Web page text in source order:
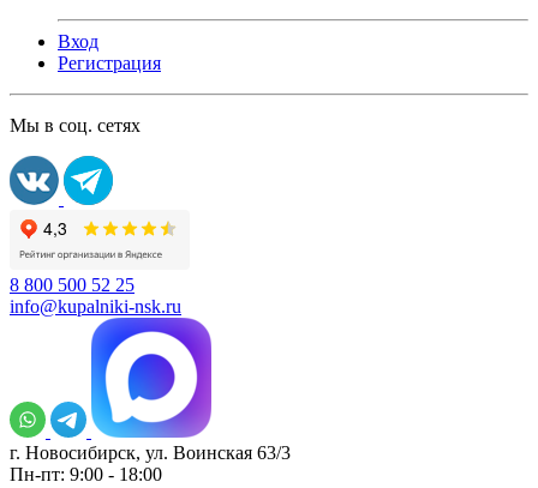
Вход
Регистрация
Мы в соц. сетях
8 800 500 52 25
info@kupalniki-nsk.ru
г. Новосибирск, ул. Воинская 63/3
Пн-пт: 9:00 - 18:00